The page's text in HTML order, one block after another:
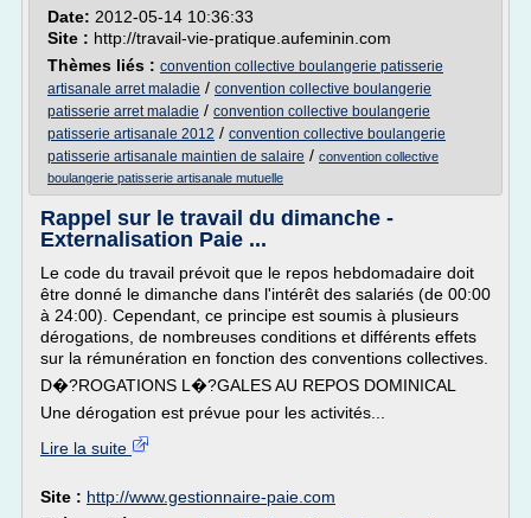
Date: 2012-05-14 10:36:33
Site : http://travail-vie-pratique.aufeminin.com
Thèmes liés : convention collective boulangerie patisserie
artisanale arret maladie / convention collective boulangerie
patisserie arret maladie / convention collective boulangerie
patisserie artisanale 2012 / convention collective boulangerie
patisserie artisanale maintien de salaire / convention collective
boulangerie patisserie artisanale mutuelle
Rappel sur le travail du dimanche -
Externalisation Paie ...
Le code du travail prévoit que le repos hebdomadaire doit
être donné le dimanche dans l'intérêt des salariés (de 00:00
à 24:00). Cependant, ce principe est soumis à plusieurs
dérogations, de nombreuses conditions et différents effets
sur la rémunération en fonction des conventions collectives.
D�?ROGATIONS L�?GALES AU REPOS DOMINICAL
Une dérogation est prévue pour les activités...
Lire la suite
Site : http://www.gestionnaire-paie.com